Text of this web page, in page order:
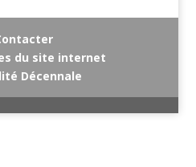
du site internet
Décennale